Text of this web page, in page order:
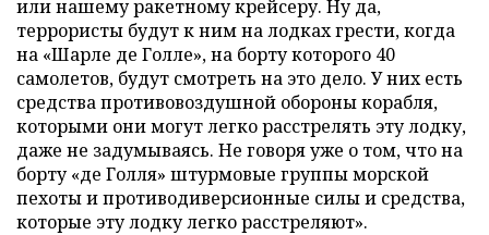
или нашему ракетному крейсеру. Ну да,
террористы будут к ним на лодках грести, когда
на «Шарле де Голле», на борту которого 40
самолетов, будут смотреть на это дело. У них есть
средства противовоздушной обороны корабля,
которыми они могут легко расстрелять эту лодку,
даже не задумываясь. Не говоря уже о том, что на
борту «де Голля» штурмовые группы морской
пехоты и противодиверсионные силы и средства,
которые эту лодку легко расстреляют».